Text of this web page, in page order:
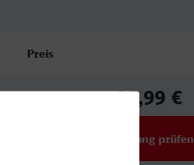
Preis
35,99 €
Verbindung prüfen